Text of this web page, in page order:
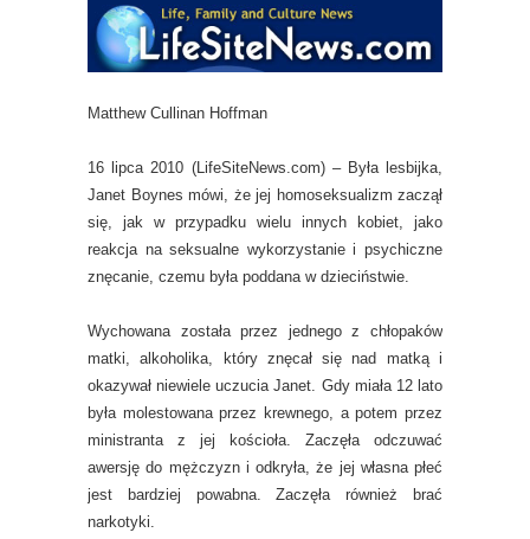
Matthew Cullinan Hoffman
16 lipca 2010 (LifeSiteNews.com) – Była lesbijka,
Janet Boynes mówi, że jej homoseksualizm zaczął
się, jak w przypadku wielu innych kobiet, jako
reakcja na seksualne wykorzystanie i psychiczne
znęcanie, czemu była poddana w dzieciństwie.
Wychowana została przez jednego z chłopaków
matki, alkoholika, który znęcał się nad matką i
okazywał niewiele uczucia Janet. Gdy miała 12 lato
była molestowana przez krewnego, a potem przez
ministranta z jej kościoła. Zaczęła odczuwać
awersję do mężczyzn i odkryła, że jej własna płeć
jest bardziej powabna. Zaczęła również brać
narkotyki.